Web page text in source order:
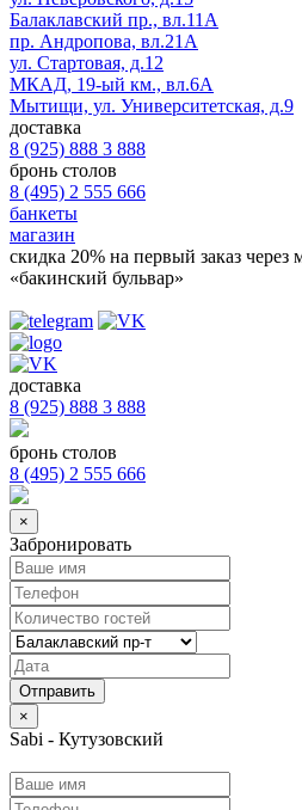
Балаклавский пр., вл.11А
пр. Андропова, вл.21А
ул. Стартовая, д.12
МКАД, 19-ый км., вл.6А
Мытищи, ул. Университетская, д.9
доставка
8 (925) 888 3 888
бронь столов
8 (495) 2 555 666
банкеты
магазин
скидка 20% на первый заказ
«бакинский бульвар»
доставка
8 (925) 888 3 888
бронь столов
8 (495) 2 555 666
×
Забронировать
×
Sabi - Кутузовский